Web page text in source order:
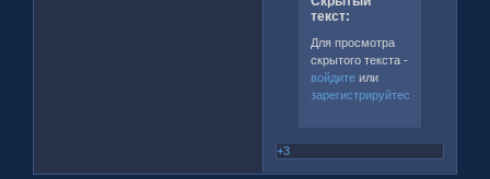
текст:
Для просмотра
скрытого текста -
войдитеили
зарегистрируйтесь
+3